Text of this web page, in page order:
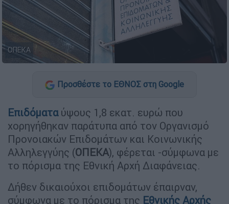
ΟΠΕΚΑ
Προσθέστε το ΕΘΝΟΣ στη Google
Επιδόματα ύψους 1,8 εκατ. ευρώ που
χορηγήθηκαν παράτυπα από τον Οργανισμό
Προνοιακών Επιδομάτων και Κοινωνικής
Αλληλεγγύης (ΟΠΕΚΑ), φέρεται -σύμφωνα με
το πόρισμα της Εθνική Αρχή Διαφάνειας.
Δήθεν δικαιούχοι επιδομάτων έπαιρναν,
σύμφωνα με το πόρισμα της Εθνικής Αρχής